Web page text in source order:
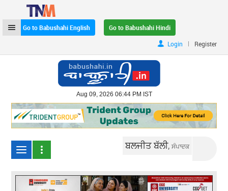
Go to Babushahi English
Go to Babushahi Hindi
Login
| Register
Aug 09, 2026 06:44 PM IST
ਬਲਜੀਤ ਬੱਲੀ,ਸੰਪਾਦਕ